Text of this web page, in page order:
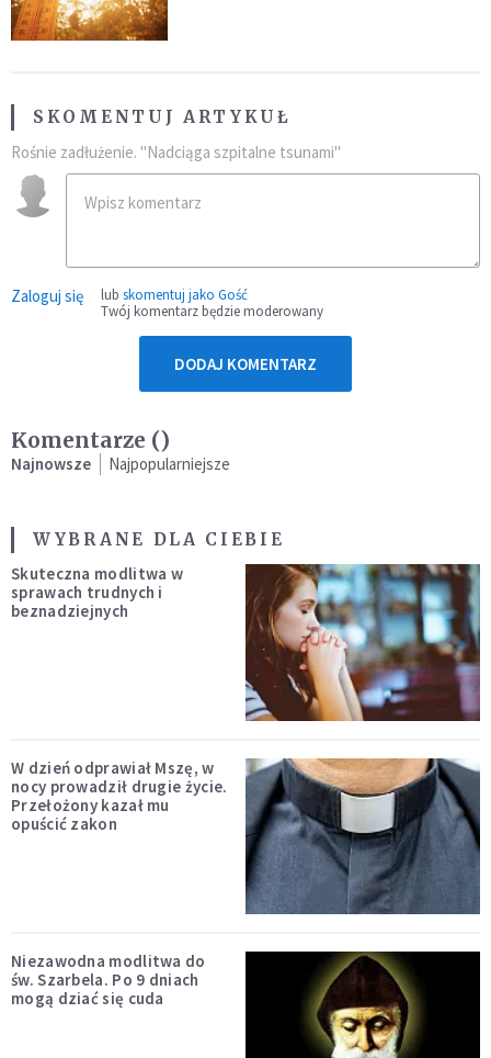
SKOMENTUJ ARTYKUŁ
Rośnie zadłużenie. "Nadciąga szpitalne tsunami"
Zaloguj się lub skomentuj jako Gość
Twój komentarz będzie moderowany
DODAJ KOMENTARZ
Komentarze ()
Najnowsze Najpopularniejsze
WYBRANE DLA CIEBIE
Skuteczna modlitwa w
sprawach trudnych i
beznadziejnych
W dzień odprawiał Mszę, w
nocy prowadził drugie życie.
Przełożony kazał mu
opuścić zakon
Niezawodna modlitwa do
św. Szarbela. Po 9 dniach
mogą dziać się cuda